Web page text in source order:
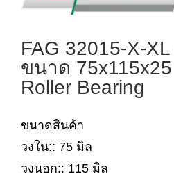
FAG 32015-X-
ขนาด 75x115x25
Roller Bearing
ขนาดสินค้า
วงใน:: 75 มิล
วงนอก:: 115 มิล